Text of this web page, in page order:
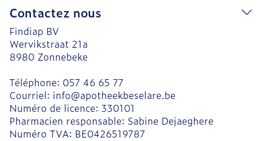
Contactez nous
Findiap BV
Wervikstraat 21a
8980 Zonnebeke
Téléphone: 057 46 65 77
Courriel: info@apotheekbeselare.be
Numéro de licence: 330101
Pharmacien responsable: Sabine Dejaeghere
Numéro TVA: BE0426519787